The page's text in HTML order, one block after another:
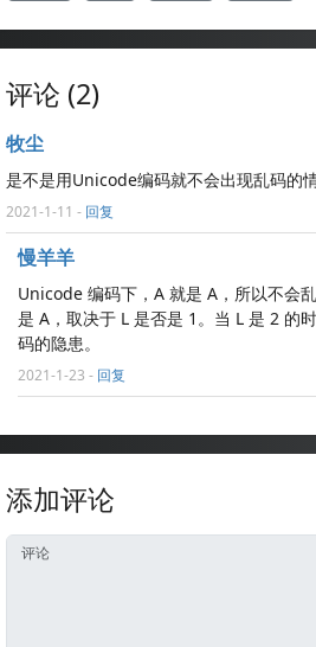
评论 (2)
牧尘
是不是用Unicode编码就不会出现乱码的
2021-1-11 - 回复
慢羊羊
Unicode 编码下，A 就是 A，所以不会
是 A，取决于 L 是否是 1。当 L 是 2 的
码的隐患。
2021-1-23 - 回复
添加评论